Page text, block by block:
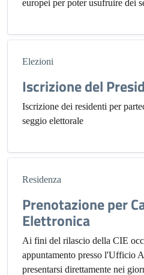
europei per poter usufruire dei
Elezioni
Iscrizione del
Iscrizione dei residenti per
seggio elettorale
Residenza
Prenotazione per
Elettronica
Ai fini del rilascio della CIE
appuntamento presso l'Ufficio
presentarsi direttamente nei